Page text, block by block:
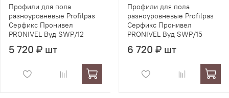
Профили для пола
разноуровневые Profilpas
Серфикс Пронивел
PRONIVEL Вуд SWP/12
5 720 ₽ шт
Профили для пола
разноуровневые Profilpas
Серфикс Пронивел
PRONIVEL Вуд SWP/15
6 720 ₽ шт